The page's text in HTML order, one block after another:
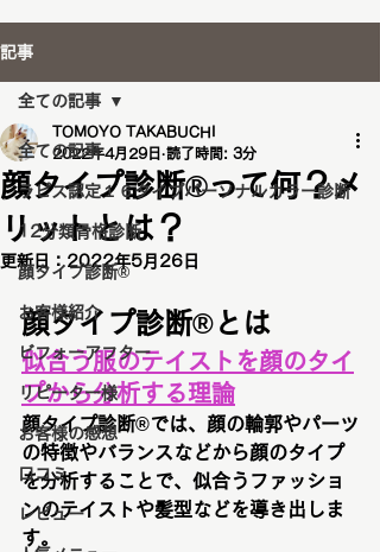
記事
全ての記事
ラピス認定１６タイプパーソナルカラー診断
12分類骨格診断
顔タイプ診断®️
お客様紹介
ビフォーアフター
リピーター様
お客様の感想
口コミ
レビュー
全ての記事
顔タイプ診断®️って何？メ
リットとは？
TOMOYO TAKABUCHI
2022年4月29日 読了時間: 3分
更新日：2022年5月26日
顔タイプ診断®とは
似合う服のテイストを顔のタイ
プから分析する理論
顔タイプ診断®では、顔の輪郭やパーツ
の特徴やバランスなどから顔のタイプ
を分析することで、似合うファッショ
ンのテイストや髪型などを導き出しま
す。